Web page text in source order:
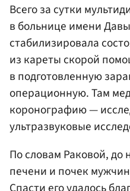
Всего за сутки
в больнице имени
стабилизировала
из кареты скорой
в подготовленную
операционную. Там
коронографию —
ультразвуковые
По словам Раковой, до
печени и почек